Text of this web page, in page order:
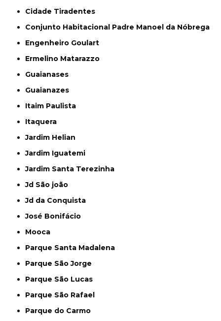
Cidade Tiradentes
Conjunto Habitacional Padre Manoel da Nóbrega
Engenheiro Goulart
Ermelino Matarazzo
Guaianases
Guaianazes
Itaim Paulista
Itaquera
Jardim Helian
Jardim Iguatemi
Jardim Santa Terezinha
Jd São joão
Jd da Conquista
José Bonifácio
Mooca
Parque Santa Madalena
Parque São Jorge
Parque São Lucas
Parque São Rafael
Parque do Carmo